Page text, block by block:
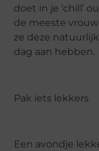
doet in je ‘chill’
de meeste
ze deze
dag aan hebben.
Pak iets lekkers
Een avondje